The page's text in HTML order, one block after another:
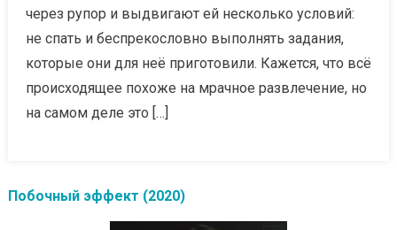
через рупор и выдвигают ей несколько условий:
не спать и беспрекословно выполнять задания,
которые они для неё приготовили. Кажется, что всё
происходящее похоже на мрачное развлечение, но
на самом деле это […]
Побочный эффект (2020)